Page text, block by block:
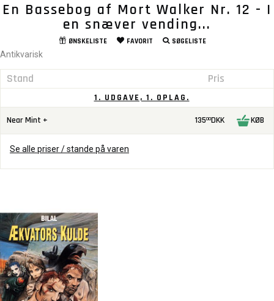
En Bassebog af Mort Walker Nr. 12 - I
en snæver vending...
ØNSKELISTE FAVORIT SØGELISTE
Antikvarisk
Stand Pris
1. UDGAVE, 1. OPLAG.
Near Mint + 13500DKK KØB
Se alle priser / stande på varen